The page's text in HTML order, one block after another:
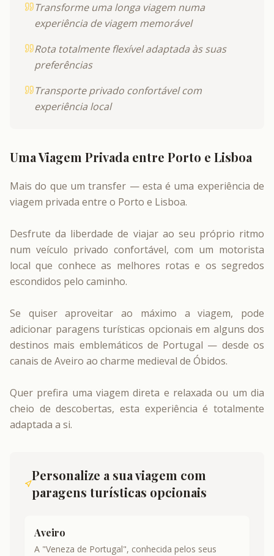
Transforme uma longa viagem numa
experiência de viagem memorável
Rota totalmente flexível adaptada às suas
preferências
Transporte privado confortável com
experiência local
Uma Viagem Privada entre Porto e Lisboa
Mais do que um transfer — esta é uma experiência de
viagem privada entre o Porto e Lisboa.
Desfrute da liberdade de viajar ao seu próprio ritmo
num veículo privado confortável, com um motorista
local que conhece as melhores rotas e os segredos
escondidos pelo caminho.
Se quiser aproveitar ao máximo a viagem, pode
adicionar paragens turísticas opcionais em alguns dos
destinos mais emblemáticos de Portugal — desde os
canais de Aveiro ao charme medieval de Óbidos.
Quer prefira uma viagem direta e relaxada ou um dia
cheio de descobertas, esta experiência é totalmente
adaptada a si.
Personalize a sua viagem com
paragens turísticas opcionais
Aveiro
A "Veneza de Portugal", conhecida pelos seus